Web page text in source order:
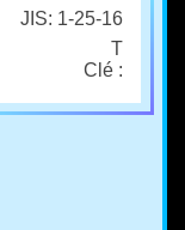
JIS: 1-25-16
T
Clé :